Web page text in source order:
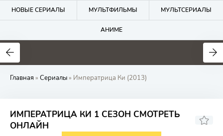
НОВЫЕ СЕРИАЛЫ МУЛЬТФИЛЬМЫ МУЛЬТСЕРИАЛЫ
АНИМЕ
Главная » Сериалы» Императрица Ки (2013)
ИМПЕРАТРИЦА КИ 1 СЕЗОН СМОТРЕТЬ
ОНЛАЙН